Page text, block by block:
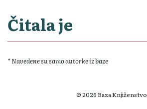
Čitala je
* Navedene su samo autorke iz baze
© 2026 Baza Knjiženstvo